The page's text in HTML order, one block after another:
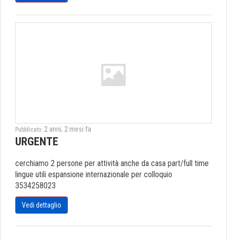
Pubblicato: 2 anni, 2 mesi fa
URGENTE
cerchiamo 2 persone per attività anche da casa part/full time
lingue utili espansione internazionale per colloquio
3534258023
Vedi dettaglio